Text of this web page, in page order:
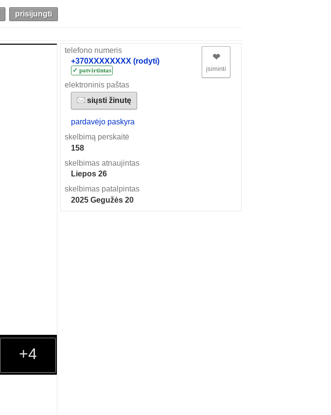
prisijungti
+4
telefono numeris
+370XXXXXXXX (rodyti)
✓ patvirtintas
elektroninis paštas
siųsti žinutę
pardavėjo paskyra
skelbimą perskaitė
158
skelbimas atnaujintas
Liepos 26
skelbimas patalpintas
2025 Gegužės 20
❤︎
įsiminti